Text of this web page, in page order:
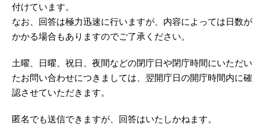
付けています。
なお、回答は極力迅速に行いますが、内容によっては日数が
かかる場合もありますのでご了承ください。
土曜、日曜、祝日、夜間などの閉庁日や閉庁時間にいただい
たお問い合わせにつきましては、翌開庁日の開庁時間内に確
認させていただきます。
匿名でも送信できますが、回答はいたしかねます。